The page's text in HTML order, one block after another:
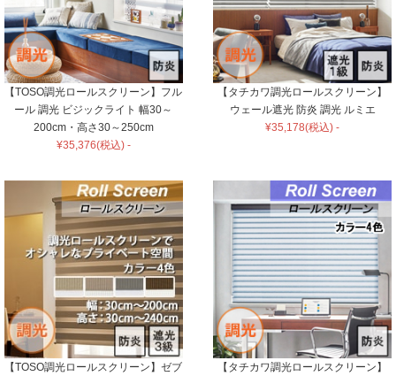
【TOSO調光ロールスクリーン】フル
ール 調光 ビジックライト 幅30～
200cm・高さ30～250cm
¥35,376(税込) -
【タチカワ調光ロールスクリーン】
ウェール遮光 防炎 調光 ルミエ
¥35,178(税込) -
【TOSO調光ロールスクリーン】ゼブ
【タチカワ調光ロールスクリーン】